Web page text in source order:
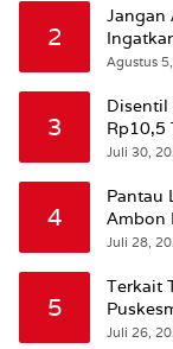
2
Jangan
Agustus
3
Disentil
Rp10,5
Beri
Juli 30,
4
Pantau
Ambon
Leitimur
Juli 28,
5
Terkait
Juli 26,